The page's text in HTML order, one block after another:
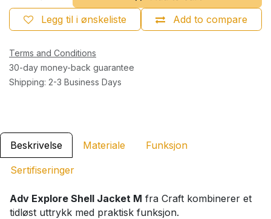
Add to compare
Legg til i ønskeliste
Terms and Conditions
30-day money-back guarantee
Shipping: 2-3 Business Days
Beskrivelse Materiale Funksjon
Sertifiseringer
Adv Explore Shell Jacket M fra Craft kombinerer et
tidløst uttrykk med praktisk funksjon.